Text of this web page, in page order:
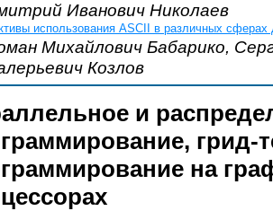
Иванович Николаев
использования ASCII в различных сферах
Михайлович Бабарико,
Козлов
и
грид-
на